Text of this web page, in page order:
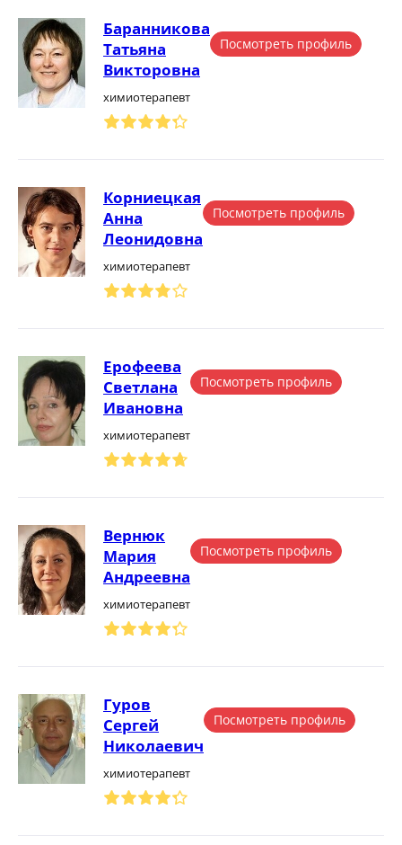
Баранникова
Татьяна
Викторовна
химиотерапевт
Посмотреть профиль
Корниецкая
Анна
Леонидовна
химиотерапевт
Посмотреть профиль
Ерофеева
Светлана
Ивановна
химиотерапевт
Посмотреть профиль
Вернюк
Мария
Андреевна
химиотерапевт
Посмотреть профиль
Гуров
Сергей
Николаевич
химиотерапевт
Посмотреть профиль